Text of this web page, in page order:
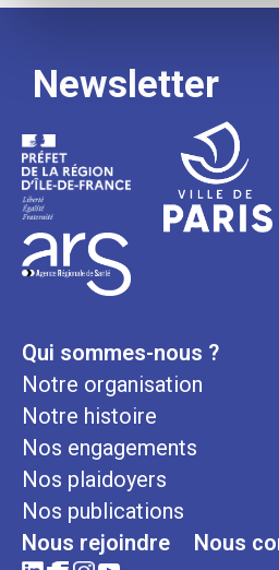
Newsletter
Qui sommes-nous ?
Notre organisation
Notre histoire
Nos engagements
Nos plaidoyers
Nos publications
Nous rejoindre Nous